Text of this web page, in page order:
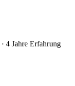
· 4 Jahre Erfahrung